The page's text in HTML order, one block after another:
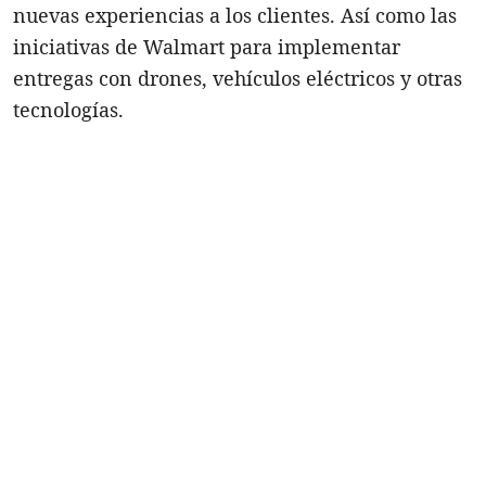
nuevas experiencias a los clientes. Así como las
iniciativas de Walmart para implementar
entregas con drones, vehículos eléctricos y otras
tecnologías.